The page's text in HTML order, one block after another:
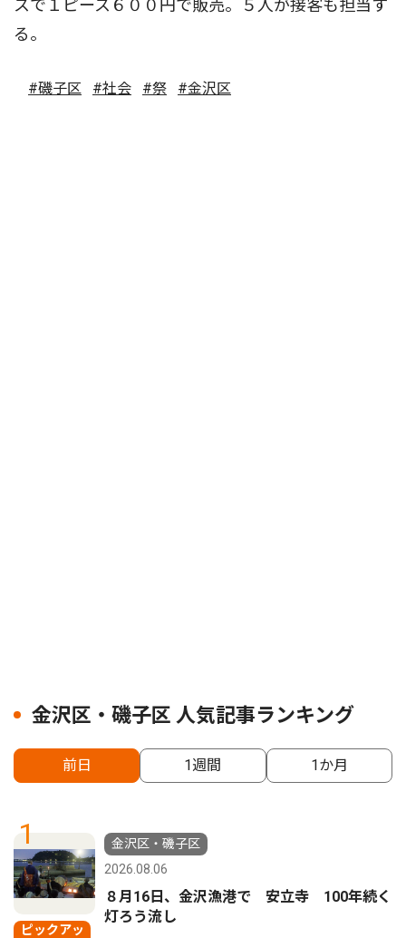
スで１ピース６００円で販売。５人が接客も担当す
る。
#磯子区 #社会 #祭 #金沢区
金沢区・磯子区 人気記事ランキング
前日 1週間 1か月
1
ピックアッ
金沢区・磯子区
2026.08.06
８月16日、金沢漁港で 安立寺 100年続く
灯ろう流し